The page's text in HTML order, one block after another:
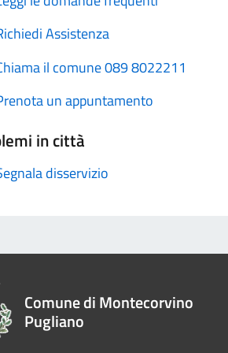
Assistenza
il comune 089 8022211
un appuntamento
in città
disservizio
Comune di Montecorvino
Pugliano